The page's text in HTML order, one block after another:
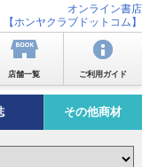
オンライン書店
【ホンヤクラブドットコム】
店舗一覧 ご利用ガイド
その他商材